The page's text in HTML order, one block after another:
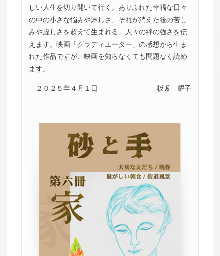
しい人生を切り開いて行く。ありふれた幸福な日々
の中の小さな悩みや淋しさ、それが消えた後の苦し
みや虚しさを超えて生まれる、人々の絆の強さを伝
えます。映画「グラディエーター」の感想から生ま
れた作品ですが、映画を知らなくても問題なく読め
ます。
２０２５年４月１日 板坂 耀子